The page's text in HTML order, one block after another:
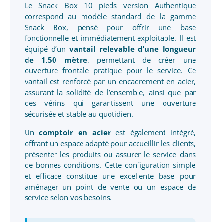
Le Snack Box 10 pieds version Authentique
correspond au modèle standard de la gamme
Snack Box, pensé pour offrir une base
fonctionnelle et immédiatement exploitable. Il est
équipé d’un vantail relevable d’une longueur
de 1,50 mètre, permettant de créer une
ouverture frontale pratique pour le service. Ce
vantail est renforcé par un encadrement en acier,
assurant la solidité de l’ensemble, ainsi que par
des vérins qui garantissent une ouverture
sécurisée et stable au quotidien.
Uncomptoir en acierest également intégré,
offrant un espace adapté pour accueillir les clients,
présenter les produits ou assurer le service dans
de bonnes conditions. Cette configuration simple
et efficace constitue une excellente base pour
aménager un point de vente ou un espace de
service selon vos besoins.